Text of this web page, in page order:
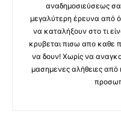
αναδημοσιεύσεως
μεγαλύτερη έρευνα από
να καταλήξουν στο τι
κρυβεται πισω απο καθε
να δουν! Χωρίς να
μασημενες αλήθειες